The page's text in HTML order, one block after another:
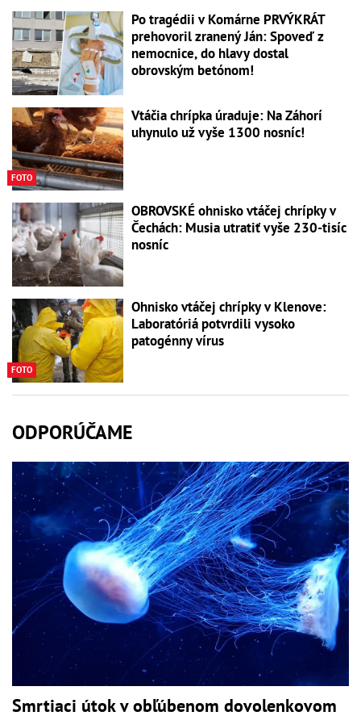
Po tragédii v Komárne PRVÝKRÁT
prehovoril zranený Ján: Spoveď z
nemocnice, do hlavy dostal
obrovským betónom!
FOTO
Vtáčia chrípka úraduje: Na Záhorí
uhynulo už vyše 1300 nosníc!
OBROVSKÉ ohnisko vtáčej chrípky v
Čechách: Musia utratiť vyše 230-tisíc
nosníc
FOTO
Ohnisko vtáčej chrípky v Klenove:
Laboratóriá potvrdili vysoko
patogénny vírus
ODPORÚČAME
Smrtiaci útok v obľúbenom dovolenkovom